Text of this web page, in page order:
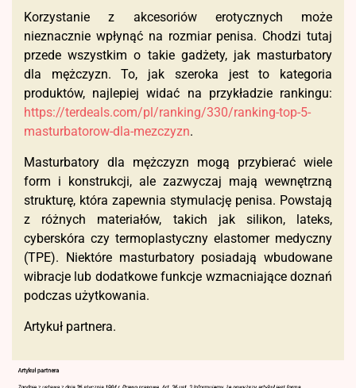
Korzystanie z akcesoriów erotycznych może
nieznacznie wpłynąć na rozmiar penisa. Chodzi tutaj
przede wszystkim o takie gadżety, jak masturbatory
dla mężczyzn. To, jak szeroka jest to kategoria
produktów, najlepiej widać na przykładzie rankingu:
https://terdeals.com/pl/ranking/330/ranking-top-5-
masturbatorow-dla-mezczyzn.
Masturbatory dla mężczyzn mogą przybierać wiele
form i konstrukcji, ale zazwyczaj mają wewnętrzną
strukturę, która zapewnia stymulację penisa. Powstają
z różnych materiałów, takich jak silikon, lateks,
cyberskóra czy termoplastyczny elastomer medyczny
(TPE). Niektóre masturbatory posiadają wbudowane
wibracje lub dodatkowe funkcje wzmacniające doznań
podczas użytkowania.
Artykuł partnera.